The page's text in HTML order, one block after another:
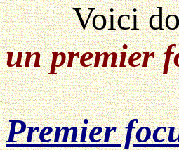
Voici donc,
un premier
Premier